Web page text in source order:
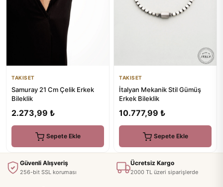
TAKISET
Samuray 21 Cm Çelik Erkek
Bileklik
2.273,99 ₺
Sepete Ekle
TAKISET
İtalyan Mekanik Stil Gümüş
Erkek Bileklik
10.777,99 ₺
Sepete Ekle
Güvenli Alışveriş
256-bit SSL koruması
Ücretsiz Kargo
2000 TL üzeri siparişlerde